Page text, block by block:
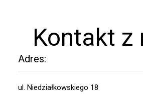
Kontakt z
Adres:
ul. Niedziałkowskiego 18